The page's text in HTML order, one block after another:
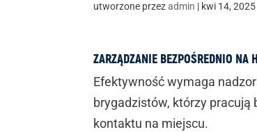
utworzone przezadmin | kwi 14, 2025
ZARZĄDZANIE BEZPOŚREDNIO NA
Efektywność wymaga
brygadzistów, którzy pracują
kontaktu na miejscu.